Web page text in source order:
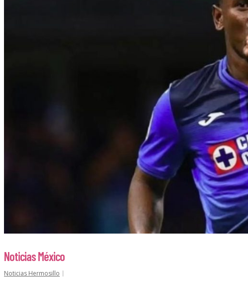
Noticias México
Noticias Hermosillo